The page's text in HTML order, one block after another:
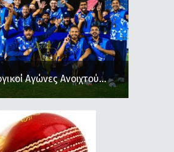
Αγώνες Ανοιχτού...